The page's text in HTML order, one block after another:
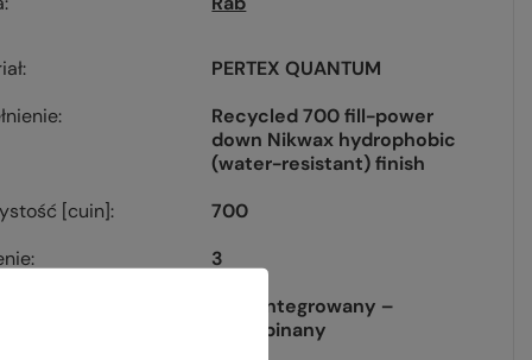
PERTEX QUANTUM
Recycled 700 fill-power
down Nikwax hydrophobic
(water-resistant) finish
[cuin]
700
3
tak, zintegrowany –
nieodpinany